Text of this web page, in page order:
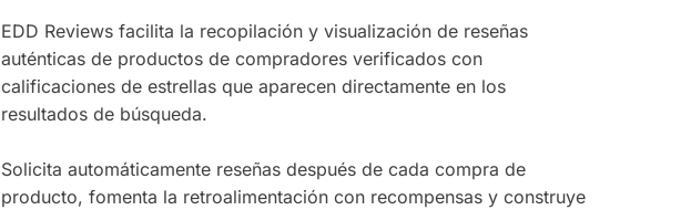
EDD Reviews facilita la recopilación y visualización de reseñas
auténticas de productos de compradores verificados con
calificaciones de estrellas que aparecen directamente en los
resultados de búsqueda.
Solicita automáticamente reseñas después de cada compra de
producto, fomenta la retroalimentación con recompensas y construye